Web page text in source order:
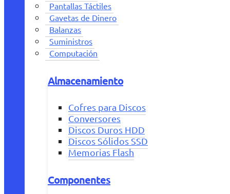
Pantallas Táctiles
Gavetas de Dinero
Balanzas
Suministros
Computación
Almacenamiento
Cofres para Discos
Conversores
Discos Duros HDD
Discos Sólidos SSD
Memorias Flash
Componentes